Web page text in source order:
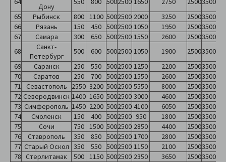
Дону
65
Рыбинск 800 1100 5002500 2000 3250 25003500
66
Рязань 150 450 5002500 1050 1950 25003500
67
Самара 300 650 5002500 1550 2600 25003500
68
Санкт-
Петербург
500 600 5002500 1050 1900 25003500
69
Саранск 250 550 5002500 1250 2200 25003500
70
Саратов 250 700 5002500 1550 2600 25003500
71
Севастополь 2550 3200 5002500 5550 8000 25003500
72 Северодвинск 1400 1650 5002500 3000 4600 25003500
73 Симферополь 1450 2200 5002500 4100 6050 25003500
74
Смоленск 150 400 5002500 950 1800 25003500
75
Сочи 750 1500 5002500 2850 4400 25003500
76
Ставрополь 350 850 5002500 1700 2800 25003500
77 Старый Оскол 350 550 5002500 1150 2100 25003500
78 Стерлитамак 500 1150 5002500 2350 3650 25003500